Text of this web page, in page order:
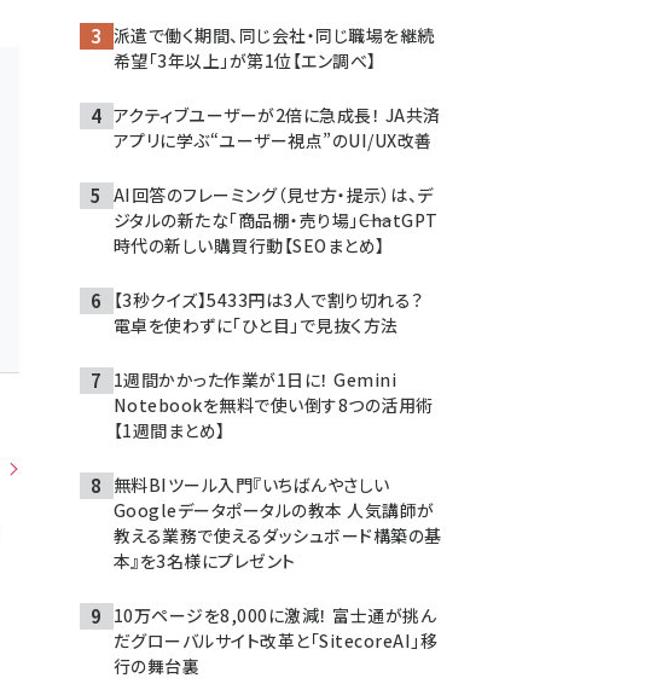
派遣で働く期間、同じ会社・同じ職場を継続
希望「3年以上」が第1位【エン調べ】
アクティブユーザーが2倍に急成長！ JA共済
アプリに学ぶ“ユーザー視点”のUI/UX改善
AI回答のフレーミング（見せ方・提示）は、デ
ジタルの新たな「商品棚・売り場」――ChatGPT
時代の新しい購買行動【SEOまとめ】
【3秒クイズ】5433円は3人で割り切れる？
電卓を使わずに「ひと目」で見抜く方法
1週間かかった作業が1日に！ Gemini
Notebookを無料で使い倒す8つの活用術
【1週間まとめ】
無料BIツール入門『いちばんやさしい
Googleデータポータルの教本 人気講師が
教える業務で使えるダッシュボード構築の基
本』を3名様にプレゼント
10万ページを8,000に激減！ 富士通が挑ん
だグローバルサイト改革と「SitecoreAI」移
行の舞台裏